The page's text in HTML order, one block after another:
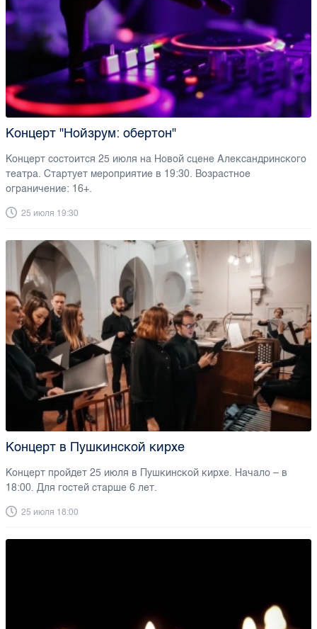
Концерт "Нойзрум: обертон"
Концерт состоится 25 июля на Новой сцене Александринского
театра. Стартует мероприятие в 19:30. Возрастное
ограничение: 16+.
25 июля 19:30
Концерт в Пушкинской кирхе
Концерт пройдет 25 июля в Пушкинской кирхе. Начало – в
18:00. Для гостей старше 6 лет.
25 июля 18:00